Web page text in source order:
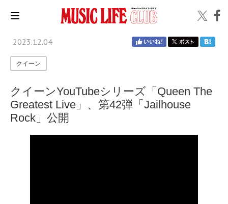
2023.12.04
クイーン
クイーンYouTubeシリーズ「Queen The
Greatest Live」、第42弾「Jailhouse
Rock」公開